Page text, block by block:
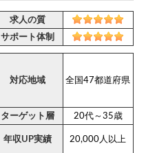
求人の質
サポート体制
対応地域 全国47都道府県
ターゲット層 20代～35歳
年収UP実績 20,000人以上